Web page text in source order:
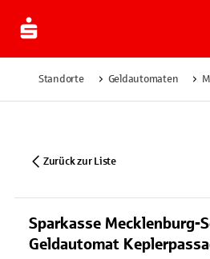
Standorte Geldautomaten
Zurück zur Liste
Sparkasse Mecklenburg-
Geldautomat